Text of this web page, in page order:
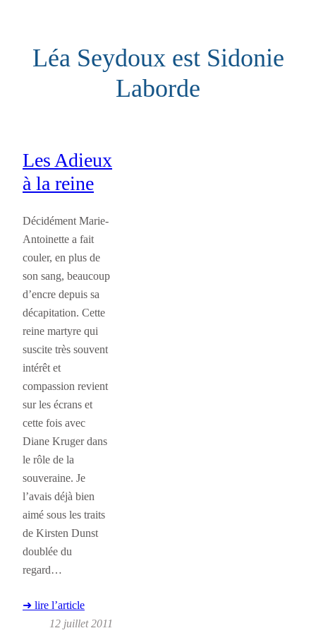
contenuLéa Seydoux est Sidonie
Laborde
Les Adieux
à la reine
Décidément Marie-
Antoinette a fait
couler, en plus de
son sang, beaucoup
d’encre depuis sa
décapitation. Cette
reine martyre qui
suscite très souvent
intérêt et
compassion revient
sur les écrans et
cette fois avec
Diane Kruger dans
le rôle de la
souveraine. Je
l’avais déjà bien
aimé sous les traits
de Kirsten Dunst
doublée du
regard…
➜ lire l’article
12 juillet 2011